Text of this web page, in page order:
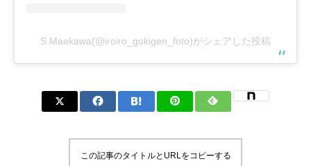
S.Maekawa(@iroiro_gokigen_foto)がシェアした投稿
この記事のタイトルとURLをコピーする